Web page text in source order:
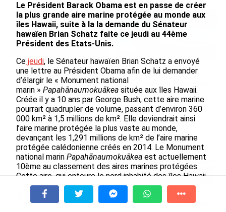
SÉRIE. Histoire des chefs-
lieux d’Outre-mer : Nouméa,
une capitale construite par
le bagne, le nickel et le
Pacifique
le 08/08/2026
Rapport 2025 de l’Ifremer :
un engagement décisif dans
les Outre-mer
le 07/08/2026
De Messi à Trump : l’expérience
internationale du Martiniquais Benoît
Etinof au ...
le 07/08/2026
À la une Tv Radio A Propos
Le Président Barack Obama est en passe de créer
la plus grande aire marine protégée au monde aux
îles Hawaii, suite à la la demande du Sénateur
hawaïen Brian Schatz faite ce jeudi au 44ème
Président des Etats-Unis.
Ce jeudi, le Sénateur hawaïen Brian Schatz a envoyé
une lettre au Président Obama afin de lui demander
d’élargir le « Monument national
marin » Papahānaumokuākea située aux îles Hawaii.
Créée il y a 10 ans par George Bush, cette aire marine
pourrait quadrupler de volume, passant d’environ 360
000 km² à 1,5 millions de km². Elle deviendrait ainsi
l’aire marine protégée la plus vaste au monde,
devançant les 1,291 millions de km² de l’aire marine
protégée calédonienne créés en 2014. Le Monument
national marin Papahānaumokuākea est actuellement
10ème au classement des aires marines protégées.
Cette aire, qui entoure le nord inhabité des îles Hawaii
est le refuge de 7 000 espèces maritimes et
terrestres, parmi lesquelles plusieurs d’entre elles
sont endémiques. Acte symbolique, Barack Obama